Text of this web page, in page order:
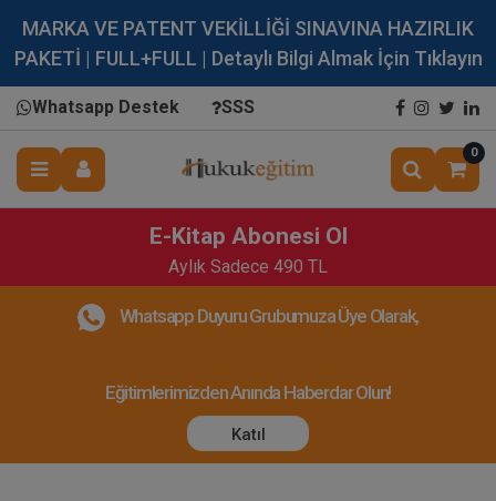
MARKA VE PATENT VEKİLLİĞİ SINAVINA HAZIRLIK
PAKETİ | FULL+FULL | Detaylı Bilgi Almak İçin Tıklayın
Whatsapp Destek SSS
0
E-Kitap Abonesi Ol
Aylık Sadece 490 TL
Whatsapp Duyuru Grubumuza Üye Olarak,
Eğitimlerimizden Anında Haberdar Olun!
Katıl